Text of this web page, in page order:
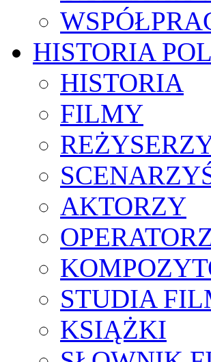
HISTORIA
HISTORIA
FILMY
AKTORZY
STUDIA
KSIĄŻKI